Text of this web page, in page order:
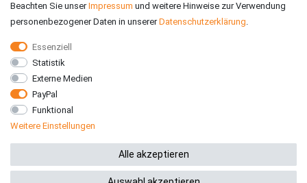
VERSAND
Beachten Sie unserImpressum und weitere Hinweise zur Verwendung
personenbezogener Daten in unsererDaten­schutz­erklärung.
Essenziell
Statistik
Externe Medien
PayPal
Funktional
Weitere Einstellungen
Alle akzeptieren